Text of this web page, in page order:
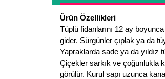
Ürün Özellikleri
Tüplü fidanlarını 12 ay
gider. Sürgünler çıplak ya da
Yapraklarda sade ya da yıldız
Çiçekler sarkık ve çoğunlukla
görülür. Kurul sapı uzunca